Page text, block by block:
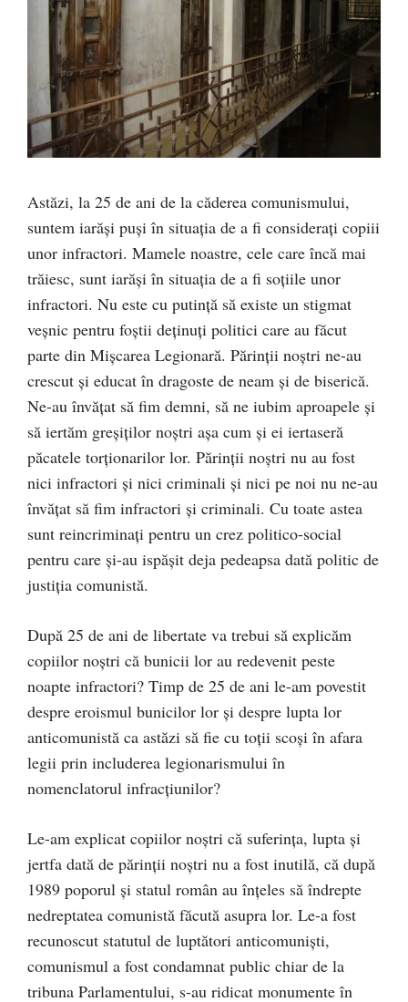
Astăzi, la 25 de ani de la căderea comunismului,
suntem iarăşi puşi în situaţia de a fi consideraţi copiii
unor infractori. Mamele noastre, cele care încă mai
trăiesc, sunt iarăşi în situaţia de a fi soţiile unor
infractori. Nu este cu putinţă să existe un stigmat
veşnic pentru foştii deţinuţi politici care au făcut
parte din Mişcarea Legionară. Părinţii noştri ne-au
crescut şi educat în dragoste de neam şi de biserică.
Ne-au învăţat să fim demni, să ne iubim aproapele şi
să iertăm greşiţilor noştri aşa cum şi ei iertaseră
păcatele torţionarilor lor. Părinţii noştri nu au fost
nici infractori şi nici criminali şi nici pe noi nu ne-au
învăţat să fim infractori şi criminali. Cu toate astea
sunt reincriminaţi pentru un crez politico-social
pentru care şi-au ispăşit deja pedeapsa dată politic de
justiţia comunistă.
După 25 de ani de libertate va trebui să explicăm
copiilor noştri că bunicii lor au redevenit peste
noapte infractori? Timp de 25 de ani le-am povestit
despre eroismul bunicilor lor şi despre lupta lor
anticomunistă ca astăzi să fie cu toţii scoşi în afara
legii prin includerea legionarismului în
nomenclatorul infracţiunilor?
Le-am explicat copiilor noştri că suferinţa, lupta şi
jertfa dată de părinţii noştri nu a fost inutilă, că după
1989 poporul şi statul român au înţeles să îndrepte
nedreptatea comunistă făcută asupra lor. Le-a fost
recunoscut statutul de luptători anticomunişti,
comunismul a fost condamnat public chiar de la
tribuna Parlamentului, s-au ridicat monumente în